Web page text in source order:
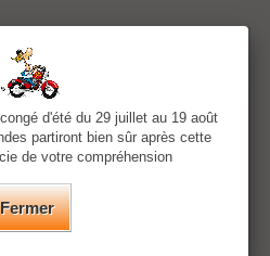
d'été du 29 juillet au 19 août
partiront bien sûr après cette
de votre compréhension
Fermer